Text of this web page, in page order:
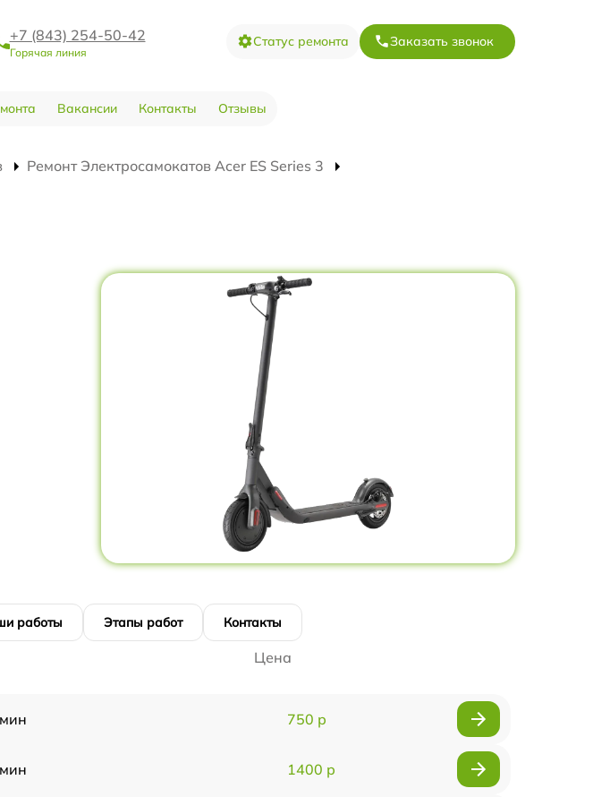
+7 (843) 254-50-42
Горячая линия
Статус ремонта Заказать звонок
Вакансии Контакты Отзывы
Ремонт Электросамокатов Acer ES Series 3
работы Этапы работ Контакты
Цена
750 р
1400 р